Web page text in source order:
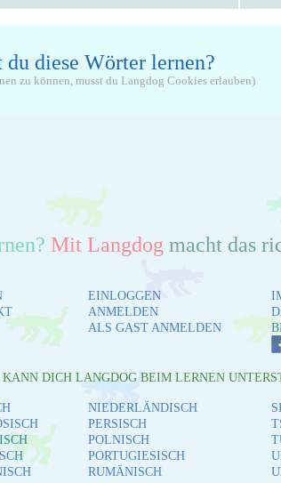
diese Wörter lernen?
zu können, musst du Langdog Cookies erlauben)
Mit Langdog macht das
EINLOGGEN
ANMELDEN
ALS GAST ANMELDEN
DICH LANGDOG BEIM LERNEN
NIEDERLÄNDISCH
PERSISCH
POLNISCH
PORTUGIESISCH
RUMÄNISCH